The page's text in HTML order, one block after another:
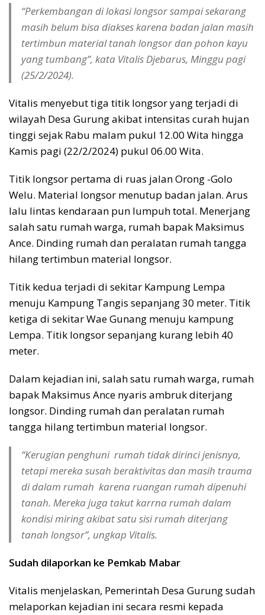
“Perkembangan di lokasi longsor sampai sekarang
masih belum bisa diakses karena badan jalan masih
tertimbun material tanah longsor dan pohon kayu
yang tumbang”, kata Vitalis Djebarus, Minggu pagi
(25/2/2024).
Vitalis menyebut tiga titik longsor yang terjadi di
wilayah Desa Gurung akibat intensitas curah hujan
tinggi sejak Rabu malam pukul 12.00 Wita hingga
Kamis pagi (22/2/2024) pukul 06.00 Wita.
Titik longsor pertama di ruas jalan Orong -Golo
Welu. Material longsor menutup badan jalan. Arus
lalu lintas kendaraan pun lumpuh total. Menerjang
salah satu rumah warga, rumah bapak Maksimus
Ance. Dinding rumah dan peralatan rumah tangga
hilang tertimbun material longsor.
Titik kedua terjadi di sekitar Kampung Lempa
menuju Kampung Tangis sepanjang 30 meter. Titik
ketiga di sekitar Wae Gunang menuju kampung
Lempa. Titik longsor sepanjang kurang lebih 40
meter.
Dalam kejadian ini, salah satu rumah warga, rumah
bapak Maksimus Ance nyaris ambruk diterjang
longsor. Dinding rumah dan peralatan rumah
tangga hilang tertimbun material longsor.
“Kerugian penghuni rumah tidak dirinci jenisnya,
tetapi mereka susah beraktivitas dan masih trauma
di dalam rumah karena ruangan rumah dipenuhi
tanah. Mereka juga takut karrna rumah dalam
kondisi miring akibat satu sisi rumah diterjang
tanah longsor”, ungkap Vitalis.
Sudah dilaporkan ke Pemkab Mabar
Vitalis menjelaskan, Pemerintah Desa Gurung sudah
melaporkan kejadian ini secara resmi kepada